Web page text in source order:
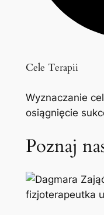
Cele Terapii
Wyznaczanie
osiągnięcie
Poznaj